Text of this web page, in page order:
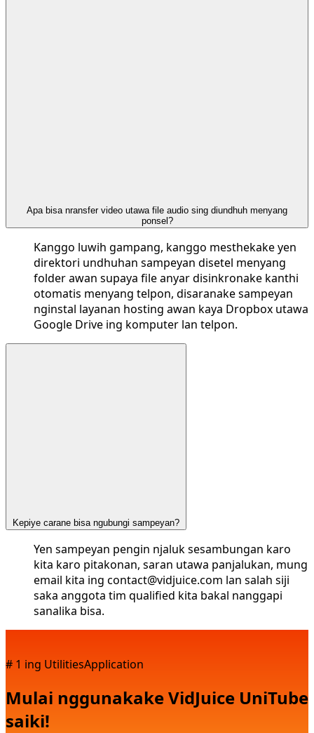
Apa bisa nransfer video utawa file audio sing diundhuh menyang
ponsel?
Kanggo luwih gampang, kanggo mesthekake yen
direktori undhuhan sampeyan disetel menyang
folder awan supaya file anyar disinkronake kanthi
otomatis menyang telpon, disaranake sampeyan
nginstal layanan hosting awan kaya Dropbox utawa
Google Drive ing komputer lan telpon.
Kepiye carane bisa ngubungi sampeyan?
Yen sampeyan pengin njaluk sesambungan karo
kita karo pitakonan, saran utawa panjalukan, mung
email kita ing contact@vidjuice.com lan salah siji
saka anggota tim qualified kita bakal nanggapi
sanalika bisa.
# 1 ing UtilitiesApplication
Mulai nggunakake VidJuice UniTube
saiki!